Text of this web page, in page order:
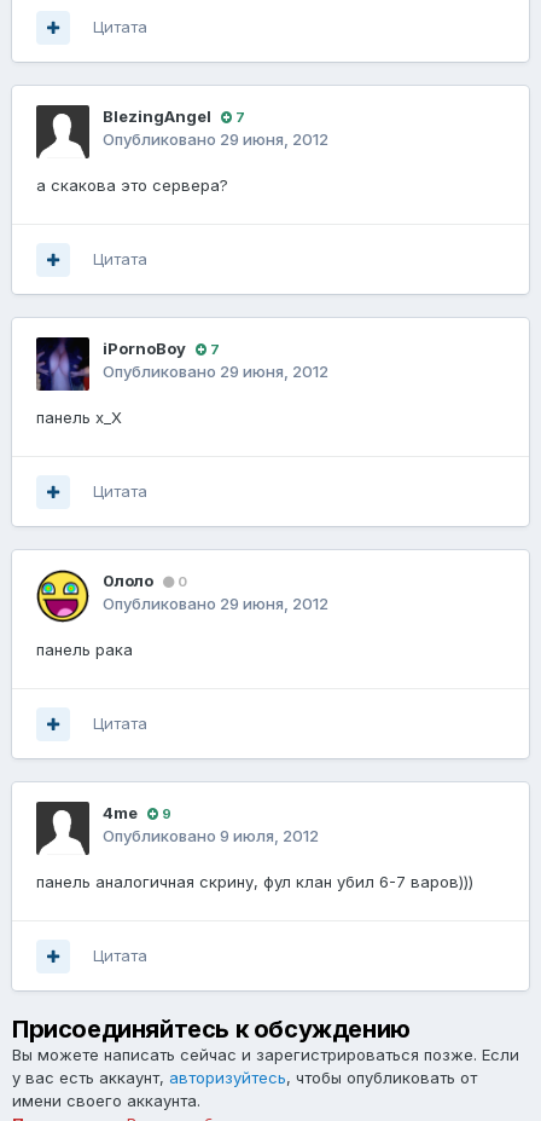
Цитата
BlezingAngel 7
Опубликовано 29 июня, 2012
а скакова это сервера?
Цитата
iPornoBoy 7
Опубликовано 29 июня, 2012
панель х_Х
Цитата
0лоло 0
Опубликовано 29 июня, 2012
панель рака
Цитата
4me 9
Опубликовано 9 июля, 2012
панель аналогичная скрину, фул клан убил 6-7 варов)))
Цитата
Присоединяйтесь к обсуждению
Вы можете написать сейчас и зарегистрироваться позже. Если
у вас есть аккаунт, авторизуйтесь, чтобы опубликовать от
имени своего аккаунта.